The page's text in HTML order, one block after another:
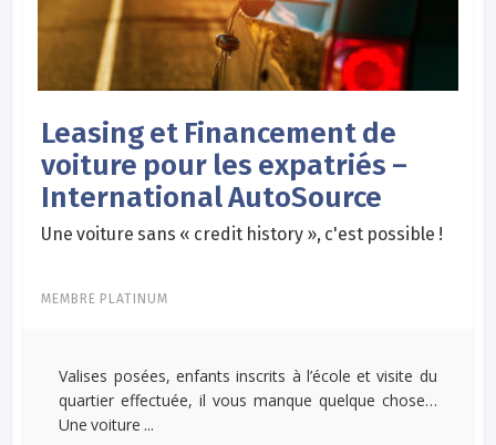
Leasing et Financement de
voiture pour les expatriés –
International AutoSource
Une voiture sans « credit history », c'est possible !
MEMBRE PLATINUM
Valises posées, enfants inscrits à l’école et visite du
quartier effectuée, il vous manque quelque chose…
Une voiture ...